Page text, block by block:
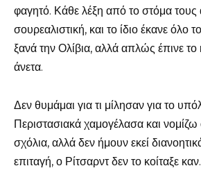
φαγητό. Κάθε λέξη από το στόμα τους
σουρεαλιστική, και το ίδιο έκανε όλο
ξανά την Ολίβια, αλλά απλώς έπινε
άνετα.
Δεν θυμάμαι για τι μίλησαν για το
Περιστασιακά χαμογέλασα και νομίζω
σχόλια, αλλά δεν ήμουν εκεί
επιταγή, ο Ρίτσαρντ δεν το κοίταξε καν.